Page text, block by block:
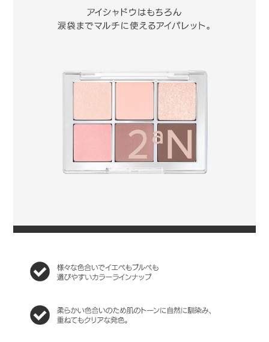
ワックス、トコフェロール、酸化スズ、フェノキシエタノール、酸化
鉄、カルミン、タルク、ステアロイルオキシステアリン酸オクチルド
イソステアリル、ステアリン酸ジメチコノール、ヒドロキシプロピル
ビスパルミタミドＭＥＡ、水酸化Ａｌ、メチコン、トリエトキシカプ
リリルシラン、カオリン、マルトデキストリン、ホウケイ酸（Ｃａ／
チタン）、ホウケイ酸（Ｃａ／Ｎａ）、オクテニルコハク酸デンプン
Ａｌ、（ＨＤＩ／トリメチロールヘキシルラクトン）クロスポリマ
ー、ポリメタクリル酸メチル、水添レシチン、マカデミア種子油、窒
化ホウ素、マンガンバイオレット、赤２２６、グンジョウ、黄４
★07：ジメチコン、マイカ、酸化チタン、合成フルオロフロゴパイ
ト、メタクリル酸メチルクロスポリマー、ホウケイ酸（Ｃａ／チタ
ン）、ジエチルヘキサン酸ネオペンチルグリコール、ラウリン酸ヘキ
シル、（ジメチコン／ビニルジメチコン）クロスポリマー、ナイロン
ル、トコフェロール、酸化スズ、カルミン、タルク、オクテニルコハ
エトキシカプリリルシラン、水酸化Ａｌ、メチコン、マルトデキスト
リン、ホウケイ酸（Ｃａ／Ｎａ）、ホウケイ酸（Ｃａ／Ａｌ）、トリ
（カプリル酸／カプリン酸）グリセリル、ラウロイルリシン、フェニ
６、カオリン、マンガンバイオレット、グンジョウ
★09：ジメチコン、マイカ、酸化チタン、合成フルオロフロゴパイ
ト、メタクリル酸メチルクロスポリマー、ホウケイ酸（Ｃａ／チタ